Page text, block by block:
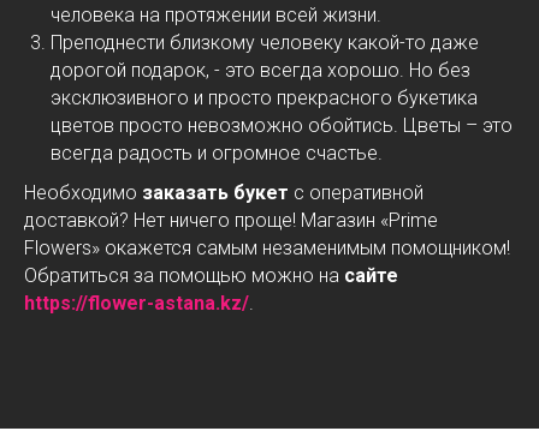
человека на протяжении всей жизни.
Преподнести близкому человеку какой-то даже
дорогой подарок, - это всегда хорошо. Но без
эксклюзивного и просто прекрасного букетика
цветов просто невозможно обойтись. Цветы – это
всегда радость и огромное счастье.
Необходимо заказать букет с оперативной
доставкой? Нет ничего проще! Магазин «Prime
Flowers» окажется самым незаменимым помощником!
Обратиться за помощью можно на сайте
https://flower-astana.kz/.